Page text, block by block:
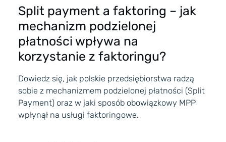
Split payment a faktoring – jak
mechanizm podzielonej
płatności wpływa na
korzystanie z faktoringu?
Dowiedz się, jak polskie przedsiębiorstwa radzą
sobie z mechanizmem podzielonej płatności (Split
Payment) oraz w jaki sposób obowiązkowy MPP
wpłynął na usługi faktoringowe.